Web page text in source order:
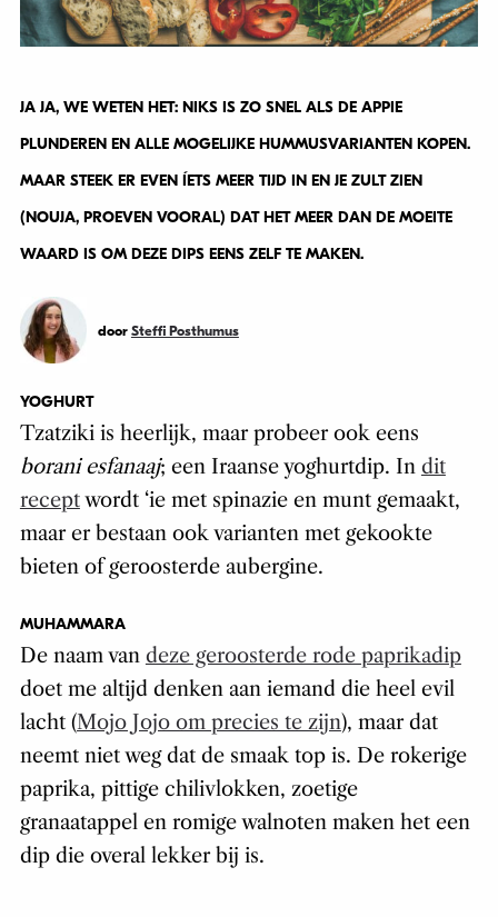
JA JA, WE WETEN HET: NIKS IS ZO SNEL ALS DE APPIE
PLUNDEREN EN ALLE MOGELIJKE HUMMUSVARIANTEN KOPEN.
MAAR STEEK ER EVEN ÍETS MEER TIJD IN EN JE ZULT ZIEN
(NOUJA, PROEVEN VOORAL) DAT HET MEER DAN DE MOEITE
WAARD IS OM DEZE DIPS EENS ZELF TE MAKEN.
door Steffi Posthumus
YOGHURT
Tzatziki is heerlijk, maar probeer ook eens
borani esfanaaj; een Iraanse yoghurtdip. In dit
receptwordt ‘ie met spinazie en munt gemaakt,
maar er bestaan ook varianten met gekookte
bieten of geroosterde aubergine.
MUHAMMARA
De naam van deze geroosterde rode paprikadip
doet me altijd denken aan iemand die heel evil
lacht (Mojo Jojo om precies te zijn), maar dat
neemt niet weg dat de smaak top is. De rokerige
paprika, pittige chilivlokken, zoetige
granaatappel en romige walnoten maken het een
dip die overal lekker bij is.